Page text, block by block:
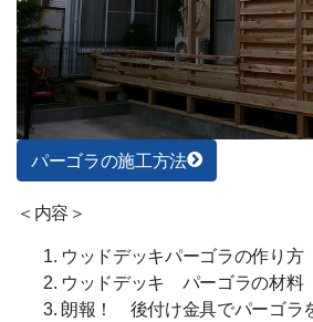
パーゴラの施工方法
＜内容＞
ウッドデッキパーゴラの作り
ウッドデッキ パーゴラの材料
朗報！ 後付け金具でパーゴラ